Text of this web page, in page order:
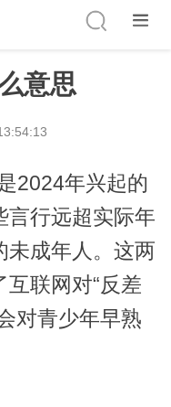
意思
2024年兴起的
言行远超实际年
未成年人。这两
联网对“反差
对青少年早熟